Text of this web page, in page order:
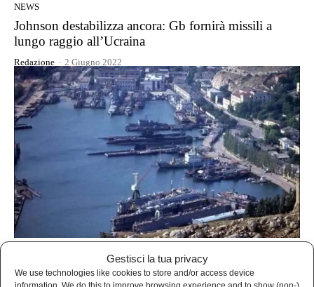
Gestisci la tua privacy
We use technologies like cookies to store and/or access device
NEWS
Johnson destabilizza ancora: Gb fornirà missili a
lungo raggio all’Ucraina
Redazione - 2 Giugno 2022
La Gran Bretagna soffia sul fuoco: “coalizione di